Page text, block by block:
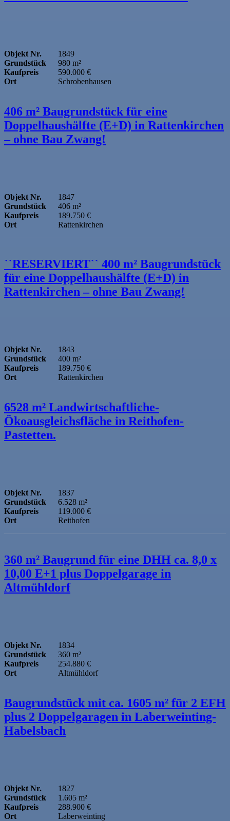
Objekt Nr.
1849
Grundstück
980 m²
Kaufpreis
590.000 €
Ort
Schrobenhausen
406 m² Baugrundstück für eine
Doppelhaushälfte (E+D) in Rattenkirchen
– ohne Bau Zwang!
Objekt Nr.
1847
Grundstück
406 m²
Kaufpreis
189.750 €
Ort
Rattenkirchen
``RESERVIERT`` 400 m² Baugrundstück
für eine Doppelhaushälfte (E+D) in
Rattenkirchen – ohne Bau Zwang!
Objekt Nr.
1843
Grundstück
400 m²
Kaufpreis
189.750 €
Ort
Rattenkirchen
6528 m² Landwirtschaftliche-
Ökoausgleichsfläche in Reithofen-
Pastetten.
Objekt Nr.
1837
Grundstück
6.528 m²
Kaufpreis
119.000 €
Ort
Reithofen
360 m² Baugrund für eine DHH ca. 8,0 x
10,00 E+1 plus Doppelgarage in
Altmühldorf
Objekt Nr.
1834
Grundstück
360 m²
Kaufpreis
254.880 €
Ort
Altmühldorf
Baugrundstück mit ca. 1605 m² für 2 EFH
plus 2 Doppelgaragen in Laberweinting-
Habelsbach
Objekt Nr.
1827
Grundstück
1.605 m²
Kaufpreis
288.900 €
Ort
Laberweinting